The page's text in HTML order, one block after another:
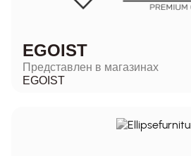
EGOIST
Представлен в магазинах
EGOIST